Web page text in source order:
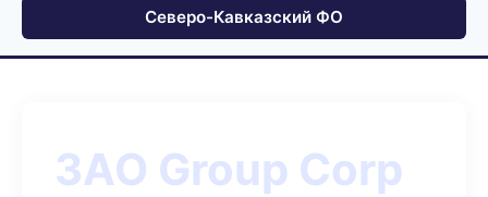
Северо-Кавказский ФО
ЗАО Group Corp